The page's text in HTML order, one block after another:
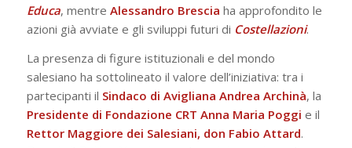
Educa, mentre Alessandro Brescia ha approfondito le
azioni già avviate e gli sviluppi futuri di Costellazioni.
La presenza di figure istituzionali e del mondo
salesiano ha sottolineato il valore dell’iniziativa: tra i
partecipanti il Sindaco di Avigliana Andrea Archinà, la
Presidente di Fondazione CRT Anna Maria Poggi e il
Rettor Maggiore dei Salesiani, don Fabio Attard.